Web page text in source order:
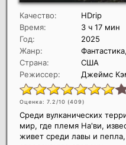
Качество:
HDrip
Время:
3 ч 17 мин
Год:
2025
Жанр:
Страна:
США
Режиссер:
Джеймс
Оценка: 7.2/10 (409)
Среди вулканических
мир, где племя На'ви,
живет среди лавы и